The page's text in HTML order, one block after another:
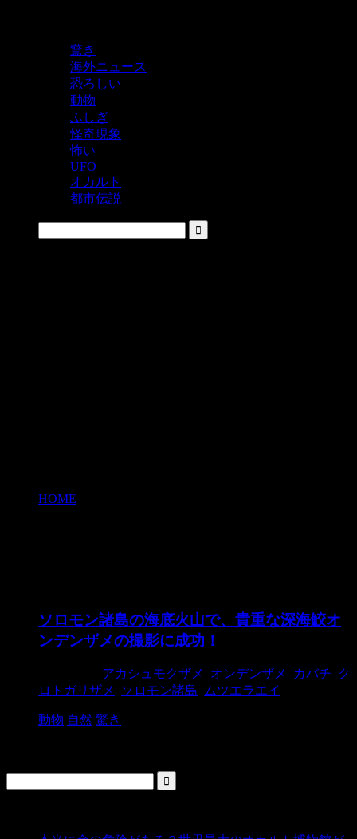
驚き
海外ニュース
恐ろしい
動物
ふしぎ
怪奇現象
怖い
UFO
オカルト
都市伝説
HOME
ソロモン諸島の海底火山で、貴重な深海鮫オ
ンデンザメの撮影に成功！
アカシュモクザメ オンデンザメ カバチ
ク
ロトガリザメ
ソロモン諸島 ムツエラエイ
動物 自然 驚き